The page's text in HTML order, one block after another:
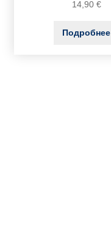
14,90 €
Подробнее